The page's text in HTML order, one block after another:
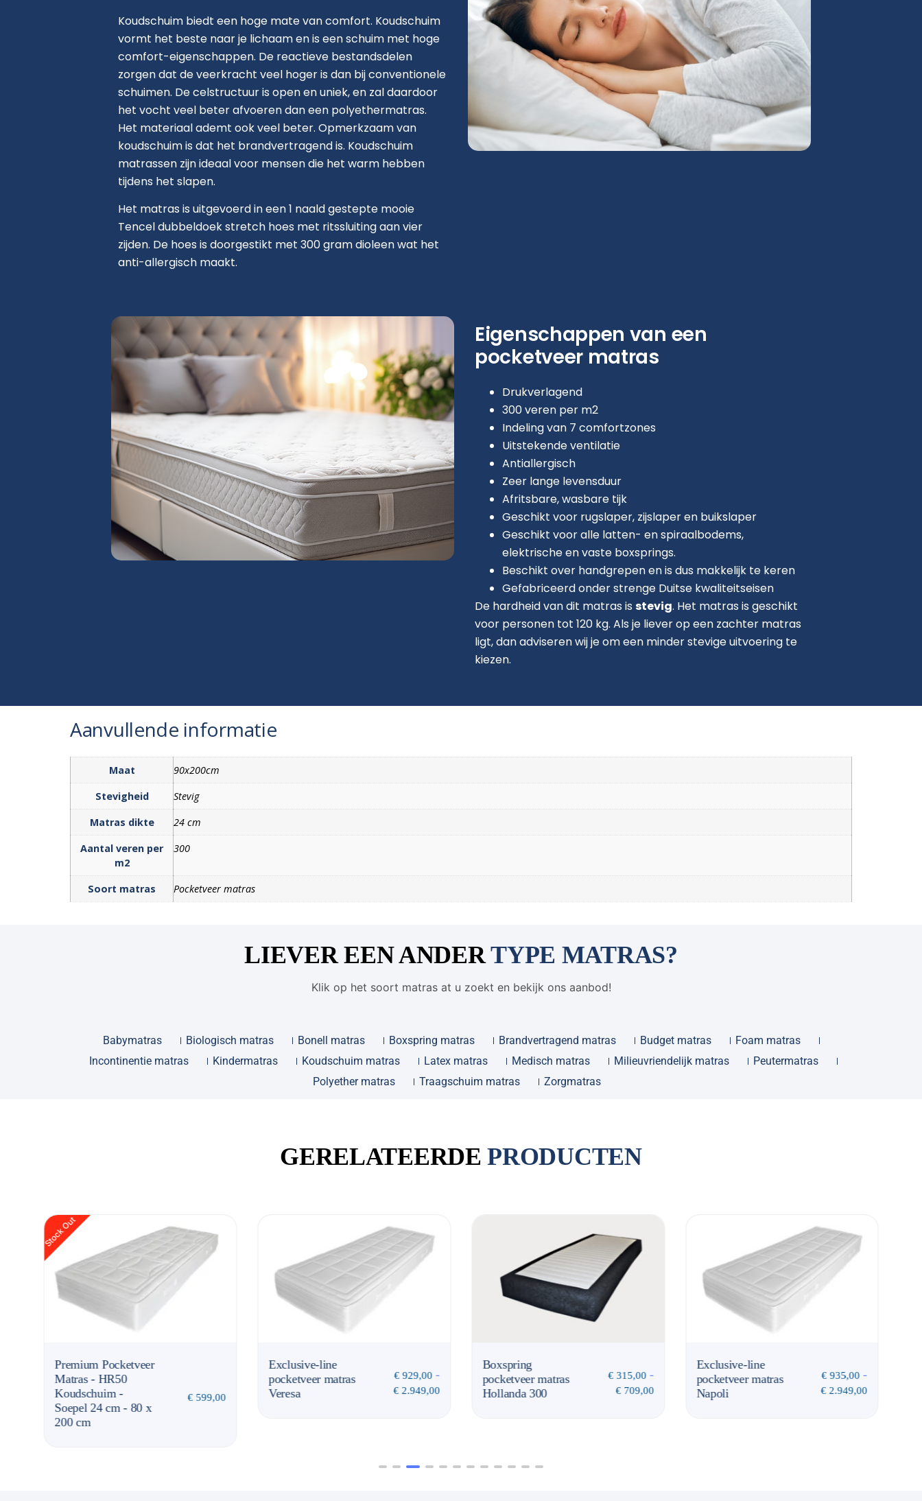
Koudschuim biedt een hoge mate van comfort. Koudschuim
vormt het beste naar je lichaam en is een schuim met hoge
comfort-eigenschappen. De reactieve bestandsdelen
zorgen dat de veerkracht veel hoger is dan bij conventionele
schuimen. De celstructuur is open en uniek, en zal daardoor
het vocht veel beter afvoeren dan een polyethermatras.
Het materiaal ademt ook veel beter. Opmerkzaam van
koudschuim is dat het brandvertragend is. Koudschuim
matrassen zijn ideaal voor mensen die het warm hebben
tijdens het slapen.
Het matras is uitgevoerd in een 1 naald gestepte mooie
Tencel dubbeldoek stretch hoes met ritssluiting aan vier
zijden. De hoes is doorgestikt met 300 gram dioleen wat het
anti-allergisch maakt.
Eigenschappen van een
pocketveer matras
Drukverlagend
300 veren per m2
Indeling van 7 comfortzones
Uitstekende ventilatie
Antiallergisch
Zeer lange levensduur
Afritsbare, wasbare tijk
Geschikt voor rugslaper, zijslaper en buikslaper
Geschikt voor alle latten- en spiraalbodems,
elektrische en vaste boxsprings.
Beschikt over handgrepen en is dus makkelijk te keren
Gefabriceerd onder strenge Duitse kwaliteitseisen
De hardheid van dit matras is stevig. Het matras is geschikt
voor personen tot 120 kg. Als je liever op een zachter matras
ligt, dan adviseren wij je om een minder stevige uitvoering te
kiezen.
Aanvullende informatie
Maat
90x200cm
Stevigheid
Stevig
Matras dikte
24 cm
Aantal veren per
m2
300
Soort matras Pocketveer matras
LIEVER EEN ANDERTYPE MATRAS?
Klik op het soort matras at u zoekt en bekijk ons aanbod!
Babymatras Biologisch matras Bonell matras Boxspring matras Brandvertragend matras Budget matras
Foam matras
Incontinentie matras
Kindermatras Koudschuim matras Latex matras Medisch matras Milieuvriendelijk matras
Peutermatras
Polyether matras
Traagschuim matras Zorgmatras
GERELATEERDE PRODUCTEN
Exclusive-line
pocketveer matras
Veresa
Boxspring
pocketveer matras
€ 315,00
€
Exclusive-line
pocketveer matras
Napoli
€ 935,00
€2.949,00
Eco-Line Matras
Blue